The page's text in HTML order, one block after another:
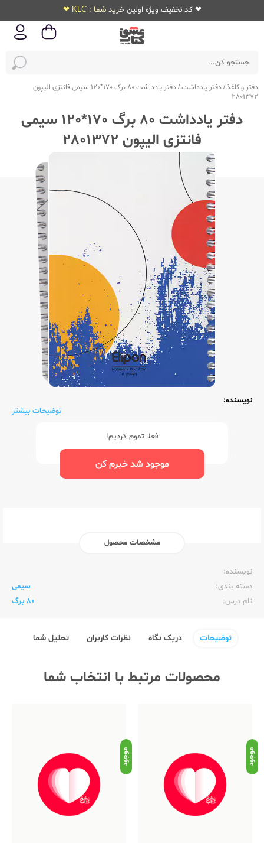
❤ کد تخفیف ویژه اولین خرید شما : KLC ❤
دفتر و کاغذ/دفتر یادداشت/
دفتر یادداشت 80 برگ 170*120 سیمی فانتزی الیپون
2801372
دفتر یادداشت 80 برگ 170*120 سیمی
فانتزی الیپون 2801372
نویسنده:
توضیحات بیشتر
فعلا تموم کردیم!
موجود شد خبرم کن
مشخصات محصول
نویسنده:‌
دسته بندی:
سیمی
نام درس:
80 برگ
توضیحات دریک نگاه نظرات کاربران تحلیل شما
محصولات مرتبط با انتخاب شما
موجود موجود